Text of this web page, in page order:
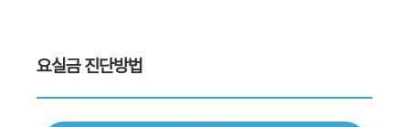
요실금 진단방법